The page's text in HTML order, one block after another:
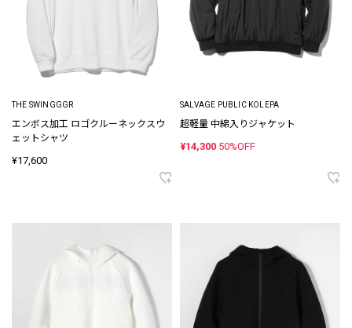
THE SWINGGGR
エンボス加工 ロゴクルーネックスウ
ェットシャツ
¥17,600
SALVAGE PUBLIC KOLEPA
超軽量 中綿入りジャケット
¥14,300 50%OFF